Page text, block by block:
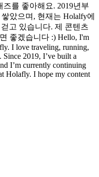
를 좋아해요. 2019년부
았으며, 현재는 Holalfy에
고 있습니다. 제 콘텐츠
좋겠습니다 :) Hello, I'm
I love traveling, running,
Since 2019, I’ve built a
I’m currently continuing
Holafly. I hope my content